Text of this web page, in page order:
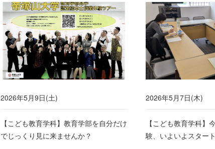
2026年5月9日(土)
【こども教育学科】教育学部を自分だけ
でじっくり見に来ませんか？
2026年5月7日(木)
【こども教育学科】
験、いよいよスター